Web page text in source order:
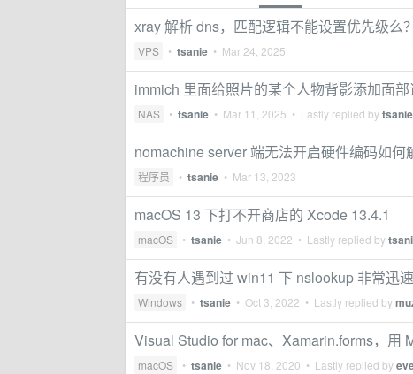
xray 解析 dns，匹配逻辑不能设置优先级么？
VPS • tsanie • Mar 24, 2025
immich 里面给照片的某个人物背影添加面
NAS • tsanie • Mar 11, 2025 • Lastly replied bytsanie
nomachine server 端无法开启硬件编码如何
程序员 • tsanie • Mar 13, 2023
macOS 13 下打不开商店的 Xcode 13.4.1
macOS • tsanie • Jun 8, 2022 • Lastly replied by
有没有人遇到过 win11 下 nslookup 非常迅
Windows • tsanie • Oct 3, 2022 • Lastly replied by
Visual Studio for mac、Xamarin.forms，用
macOS • tsanie • Nov 18, 2020 • Lastly replied by